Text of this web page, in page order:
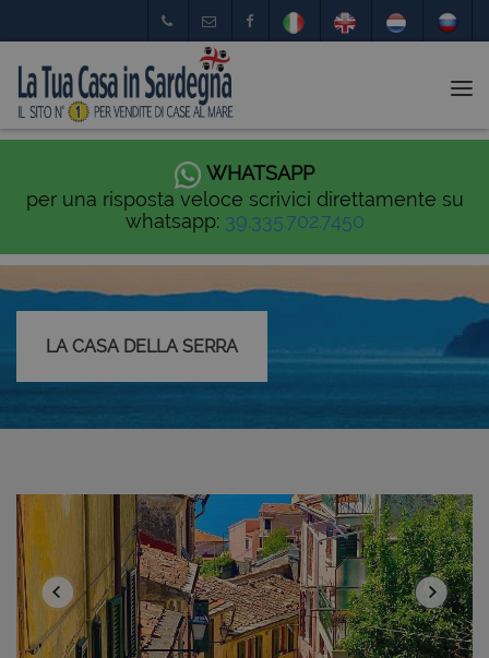
WHATSAPP
per una risposta veloce scrivici direttamente su
whatsapp: 39.335.702.7450
LA CASA DELLA SERRA